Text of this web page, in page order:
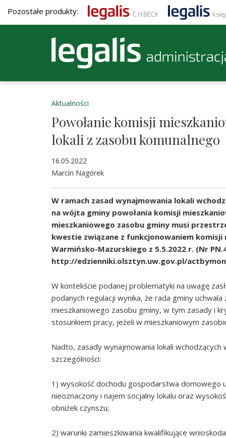
Pozostałe produkty:
Aktualności
Powołanie komisji
lokali z zasobu komunalnego
16.05.2022
Marcin Nagórek
W ramach zasad wynajmowania lokali
na wójta gminy powołania komisji
mieszkaniowego zasobu gminy musi
kwestie związane z funkcjonowaniem
Warmińsko-Mazurskiego z 5.5.2022 r. (Nr
http://edzienniki.olsztyn.uw.gov.pl/
W kontekście podanej problematyki na uwagę
podanych regulacji wynika, że rada gminy
mieszkaniowego zasobu gminy, w tym zasady i
stosunkiem pracy, jeżeli w mieszkaniowym
Nadto, zasady wynajmowania lokali
szczególności:
1) wysokość dochodu gospodarstwa domowego
nieoznaczony i najem socjalny lokalu oraz
obniżek czynszu;
2) warunki zamieszkiwania kwalifikujące